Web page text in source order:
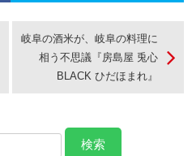
岐阜の酒米が、岐阜の料理に
相う不思議『房島屋 兎心
BLACK ひだほまれ』